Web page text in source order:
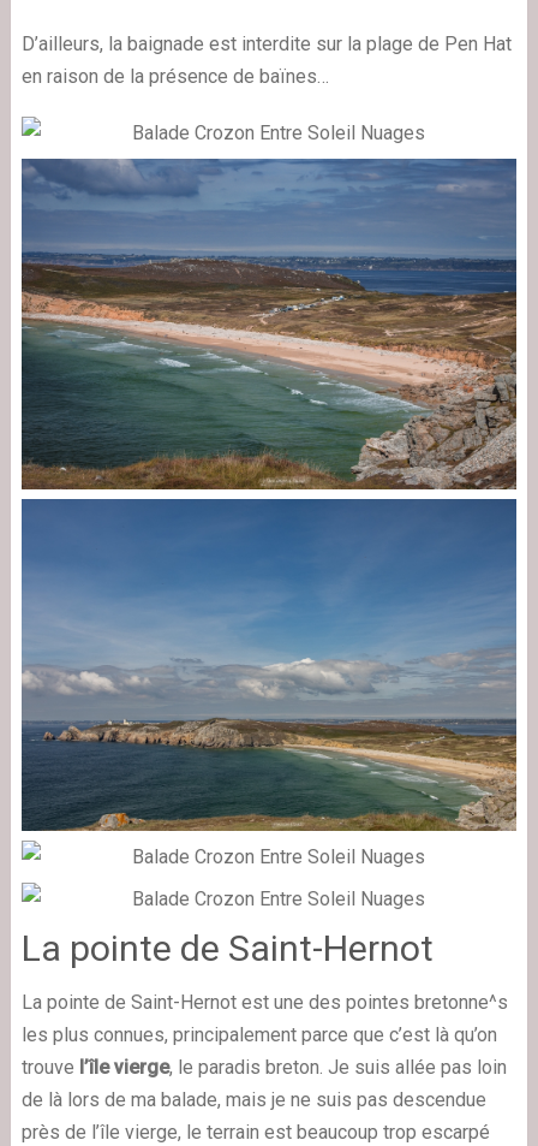
D’ailleurs, la baignade est interdite sur la plage de Pen Hat
en raison de la présence de baïnes…
La pointe de Saint-Hernot
La pointe de Saint-Hernot est une des pointes bretonne^s
les plus connues, principalement parce que c’est là qu’on
trouve l’île vierge, le paradis breton. Je suis allée pas loin
de là lors de ma balade, mais je ne suis pas descendue
près de l’île vierge, le terrain est beaucoup trop escarpé